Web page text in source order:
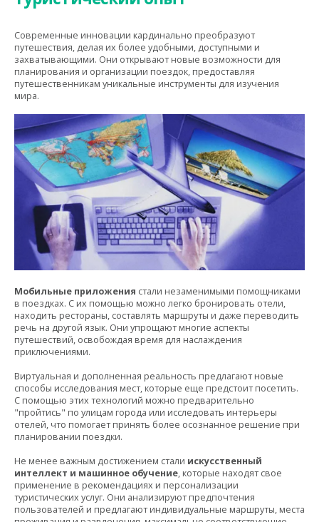
Современные инновации кардинально преобразуют
путешествия, делая их более удобными, доступными и
захватывающими. Они открывают новые возможности для
планирования и организации поездок, предоставляя
путешественникам уникальные инструменты для изучения
мира.
Мобильные приложения стали незаменимыми помощниками
в поездках. С их помощью можно легко бронировать отели,
находить рестораны, составлять маршруты и даже переводить
речь на другой язык. Они упрощают многие аспекты
путешествий, освобождая время для наслаждения
приключениями.
Виртуальная и дополненная реальность предлагают новые
способы исследования мест, которые еще предстоит посетить.
С помощью этих технологий можно предварительно
"пройтись" по улицам города или исследовать интерьеры
отелей, что помогает принять более осознанное решение при
планировании поездки.
Не менее важным достижением стали искусственный
интеллект и машинное обучение, которые находят свое
применение в рекомендациях и персонализации
туристических услуг. Они анализируют предпочтения
пользователей и предлагают индивидуальные маршруты, места